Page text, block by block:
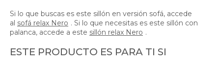
Si lo que buscas es este sillón en versión sofá, accede
al sofá relax Nero . Si lo que necesitas es este sillón con
palanca, accede a este sillón relax Nero .
ESTE PRODUCTO ES PARA TI SI